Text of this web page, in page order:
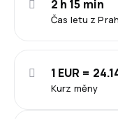
Čas letu z
2 h 15 min
Kurz měny
1 EUR =